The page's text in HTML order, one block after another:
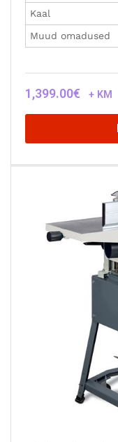
Kaal
Muud omadused
1,399.00€ + KM